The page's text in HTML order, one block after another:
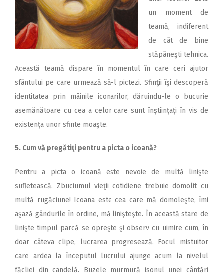
un moment de
teamă, indiferent
de cât de bine
stăpâneşti tehnica.
Această teamă dispare în momentul în care ceri ajutor
sfântului pe care urmează să-l pictezi. Sfinţii îşi descoperă
identitatea prin mâinile iconarilor, dăruindu-le o bucurie
asemănătoare cu cea a celor care sunt înştiinţaţi în vis de
existenţa unor sfinte moaşte.
5. Cum vă pregătiţi pentru a picta o icoană?
Pentru a picta o icoană este nevoie de multă linişte
sufletească. Zbuciumul vieţii cotidiene trebuie domolit cu
multă rugăciune! Icoana este cea care mă domoleşte, îmi
aşază gândurile în ordine, mă linişteşte. În această stare de
linişte timpul parcă se opreşte şi observ cu uimire cum, în
doar câteva clipe, lucrarea progresează. Focul mistuitor
care ardea la începutul lucrului ajunge acum la nivelul
făcliei din candelă. Buzele murmură isonul unei cântări